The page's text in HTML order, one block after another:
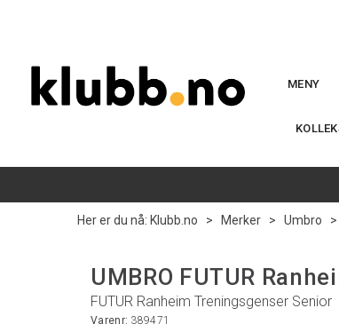
MENY
Her er du nå: Klubb.no > Merker > Umbro >
UMBRO FUTUR
FUTUR Ranheim Treningsgenser Senior
Varenr: 389471